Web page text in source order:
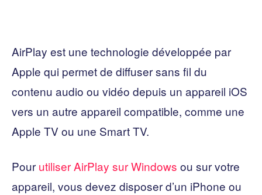
AirPlay est une technologie développée par
Apple qui permet de diffuser sans fil du
contenu audio ou vidéo depuis un appareil iOS
vers un autre appareil compatible, comme une
Apple TV ou une Smart TV.
Pour utiliser AirPlay sur Windows ou sur votre
appareil, vous devez disposer d’un iPhone ou